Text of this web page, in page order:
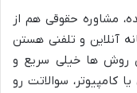
مشاوره حقوقی هم از
آنلاین و تلفنی هستن
روش ها خیلی سریع و
کامپیوتر، سوالاتت رو